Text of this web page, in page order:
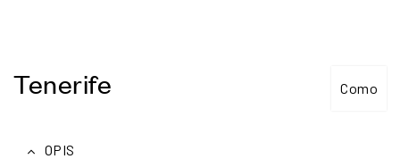
Como
Tenerife
OPIS